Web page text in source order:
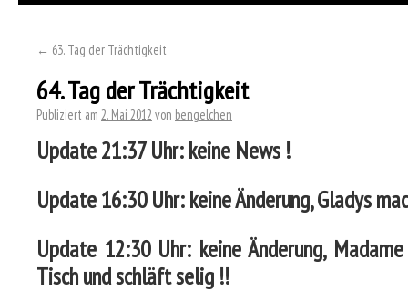
← 63. Tag der Trächtigkeit
64. Tag der Trächtigkeit
Publiziert am 2. Mai 2012 von bengelchen
Update 21:37 Uhr: keine News !
Update 16:30 Uhr: keine Änderung, Gladys
Update 12:30 Uhr: keine Änderung,
Tisch und schläft selig !!